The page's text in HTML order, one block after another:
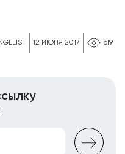
12 ИЮНЯ 2017 619